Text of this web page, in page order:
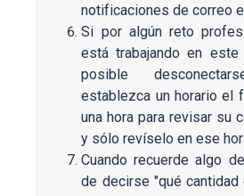
notificaciones de correo
Si por algún reto
está trabajando en
posible
establezca un horario el
una hora para revisar su
y sólo revíselo en ese
Cuando recuerde algo
de decirse "qué cantidad